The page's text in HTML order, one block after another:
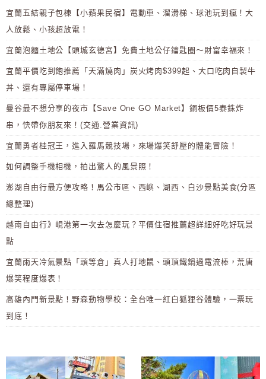
宜蘭五結親子包棟【小蘋果民宿】電動車、溜滑梯、球池玩到瘋！大
人放鬆、小孩超放電！
宜蘭泡麵土地公【頭城玄德宮】免費土地公仔鑰匙圈～財富幸福來！
宜蘭平價吃到飽推薦「天滿燒肉」炭火烤肉$399起、大口吃肉自製牛
丼、還有專屬停車場！
曼谷最不想分享的夜市【Save One GO Market】銅板價5泰銖炸
串，快帶你朋友來！(交通.營業資訊)
宜蘭勇者桂冠王，進入羅馬競技場，來場爆笑舒壓的體能冒險！
如何調整手機相機，拍出驚人的風景照！
澎湖自由行最方便攻略！馬公市區、西嶼、湖西、白沙景點美食(分區
總整理)
越南自由行》峴港第一次去怎麼玩？平價住宿推薦超詳細好吃好玩景
點
宜蘭雨天冷氣景點「頭等倉」真人打地鼠、頭頂鐵鍋過電流棒，荒唐
爆笑程度爆表！
高雄內門新景點！野森動物學校：全台唯一紅白狐狸谷體驗，一票玩
到底！